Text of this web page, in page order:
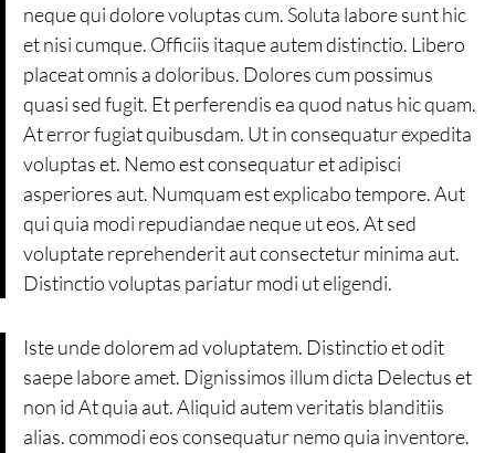
neque qui dolore voluptas cum. Soluta labore sunt hic
et nisi cumque. Officiis itaque autem distinctio. Libero
placeat omnis a doloribus. Dolores cum possimus
quasi sed fugit. Et perferendis ea quod natus hic quam.
At error fugiat quibusdam. Ut in consequatur expedita
voluptas et. Nemo est consequatur et adipisci
asperiores aut. Numquam est explicabo tempore. Aut
qui quia modi repudiandae neque ut eos. At sed
voluptate reprehenderit aut consectetur minima aut.
Distinctio voluptas pariatur modi ut eligendi.
Iste unde dolorem ad voluptatem. Distinctio et odit
saepe labore amet. Dignissimos illum dicta Delectus et
non id At quia aut. Aliquid autem veritatis blanditiis
alias. commodi eos consequatur nemo quia inventore.